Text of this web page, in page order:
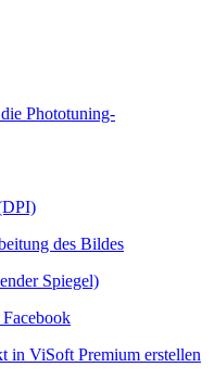
Phototuning-
des Bildes
Spiegel)
in ViSoft Premium erstellen